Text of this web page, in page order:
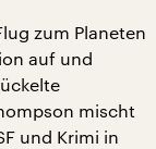
zum Planeten
auf und
mischt
und Krimi in